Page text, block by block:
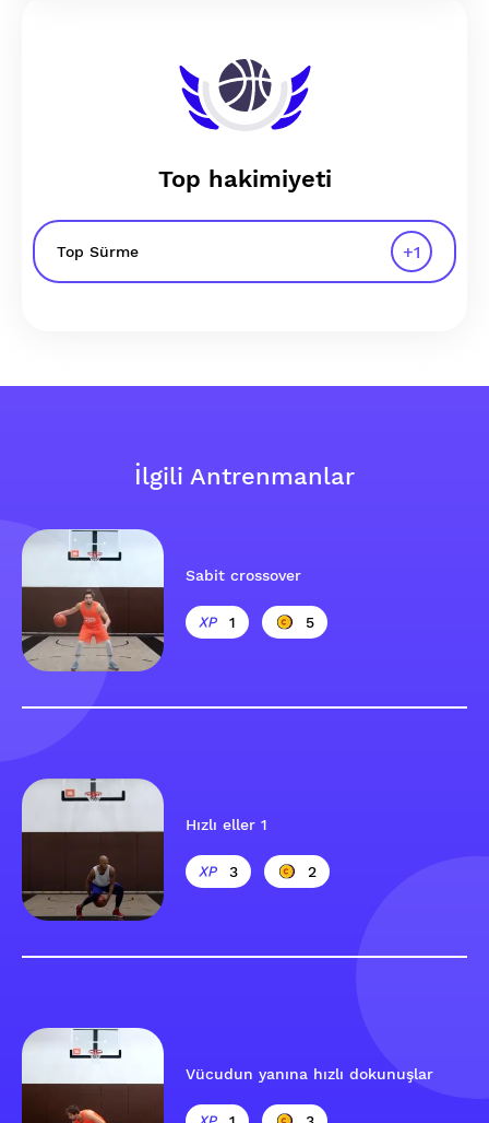
Top hakimiyeti
Top Sürme +1
İlgili Antrenmanlar
Sabit crossover
1 5
Hızlı eller 1
3 2
Vücudun yanına hızlı dokunuşlar